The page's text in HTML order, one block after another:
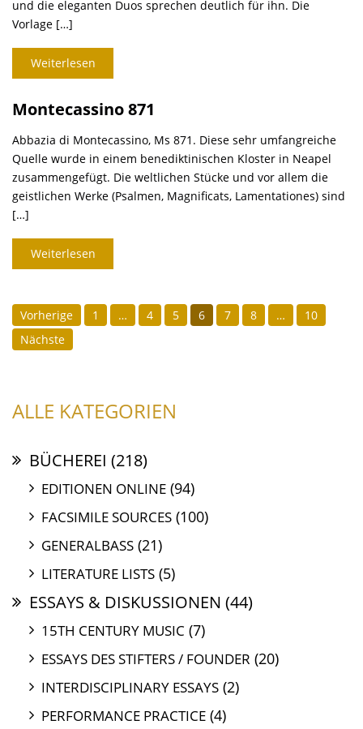
und die eleganten Duos sprechen deutlich für ihn. Die
Vorlage […]
Weiterlesen
Montecassino 871
Abbazia di Montecassino, Ms 871. Diese sehr umfangreiche
Quelle wurde in einem benediktinischen Kloster in Neapel
zusammengefügt. Die weltlichen Stücke und vor allem die
geistlichen Werke (Psalmen, Magnificats, Lamentationes) sind
[…]
Weiterlesen
SEITENNUMMERIERUNG
DER
BEITRÄGE
Vorherige 1 … 4 5 6 7 8 …
10
Nächste
ALLE KATEGORIEN
BÜCHEREI (218)
EDITIONEN ONLINE (94)
FACSIMILE SOURCES (100)
GENERALBASS (21)
LITERATURE LISTS (5)
ESSAYS & DISKUSSIONEN (44)
15TH CENTURY MUSIC (7)
ESSAYS DES STIFTERS / FOUNDER (20)
INTERDISCIPLINARY ESSAYS (2)
PERFORMANCE PRACTICE (4)